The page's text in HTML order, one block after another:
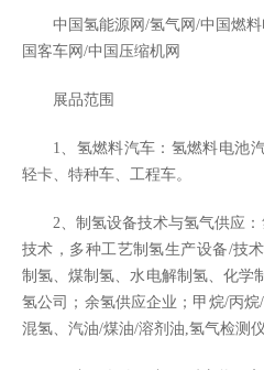
中国氢能源网/氢气网/中国燃
国客车网/中国压缩机网
展品范围
1、氢燃料汽车：氢燃料电池
轻卡、特种车、工程车。
2、制氢设备技术与氢气供应
技术，多种工艺制氢生产设备/技
制氢、煤制氢、水电解制氢、化学
氢公司；余氢供应企业；甲烷/丙烷
混氢、汽油/煤油/溶剂油,氢气检测仪